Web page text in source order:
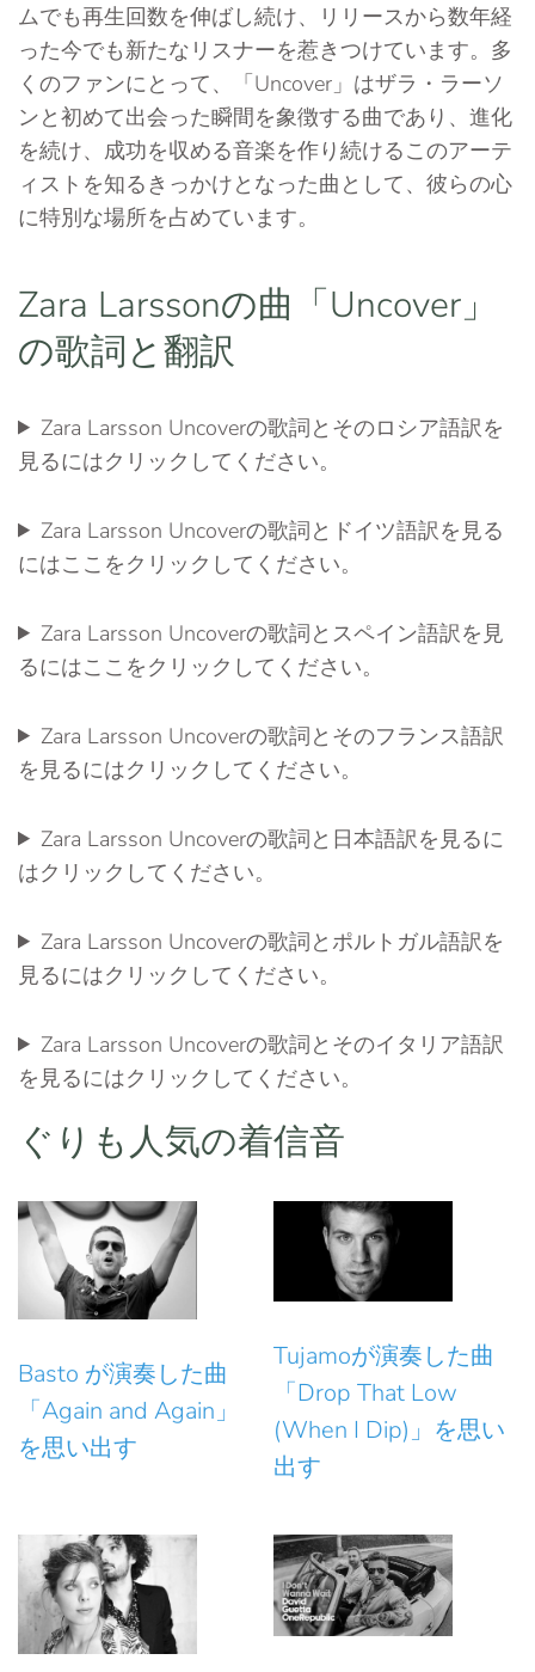
ムでも再生回数を伸ばし続け、リリースから数年経
った今でも新たなリスナーを惹きつけています。多
くのファンにとって、「Uncover」はザラ・ラーソ
ンと初めて出会った瞬間を象徴する曲であり、進化
を続け、成功を収める音楽を作り続けるこのアーテ
ィストを知るきっかけとなった曲として、彼らの心
に特別な場所を占めています。
Zara Larssonの曲「Uncover」
の歌詞と翻訳
Zara Larsson Uncoverの歌詞とそのロシア語訳を
見るにはクリックしてください。
Zara Larsson Uncoverの歌詞とドイツ語訳を見る
にはここをクリックしてください。
Zara Larsson Uncoverの歌詞とスペイン語訳を見
るにはここをクリックしてください。
Zara Larsson Uncoverの歌詞とそのフランス語訳
を見るにはクリックしてください。
Zara Larsson Uncoverの歌詞と日本語訳を見るに
はクリックしてください。
Zara Larsson Uncoverの歌詞とポルトガル語訳を
見るにはクリックしてください。
Zara Larsson Uncoverの歌詞とそのイタリア語訳
を見るにはクリックしてください。
ぐりも人気の着信音
Basto が演奏した曲
「Again and Again」
を思い出す
Tujamoが演奏した曲
「Drop That Low
(When I Dip)」を思い
出す